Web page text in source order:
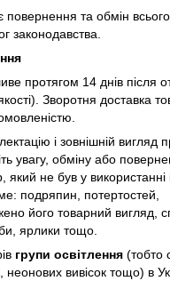
повернення та обмін
законодавства.
протягом 14 днів після
Зворотня доставка
і зовнішній вигляд
увагу, обміну або
який не був у використанні
подряпин, потертостей,
його товарний вигляд,
ярлики тощо.
групи освітлення (тобто
неонових вивісок тощо) в